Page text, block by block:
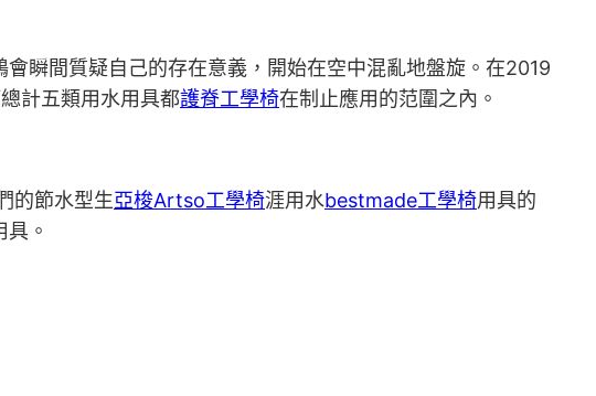
會瞬間質疑自己的存在意義，開始在空中混亂地盤旋。在2019
計五類用水用具都護脊工學椅在制止應用的范圍之內。
的節水型生亞梭Artso工學椅涯用水bestmade工學椅用具的
。